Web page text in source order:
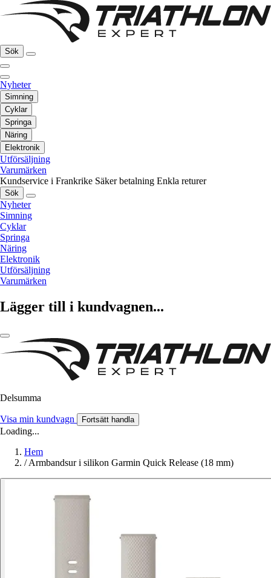
Sök
Nyheter
Simning
Cyklar
Springa
Näring
Elektronik
Utförsäljning
Varumärken
Kundservice i Frankrike Säker betalning Enkla returer
Sök
Nyheter
Simning
Cyklar
Springa
Näring
Elektronik
Utförsäljning
Varumärken
Lägger till i kundvagnen...
Delsumma
Visa min kundvagn Fortsätt handla
Loading...
Hem
/ Armbandsur i silikon Garmin Quick Release (18 mm)